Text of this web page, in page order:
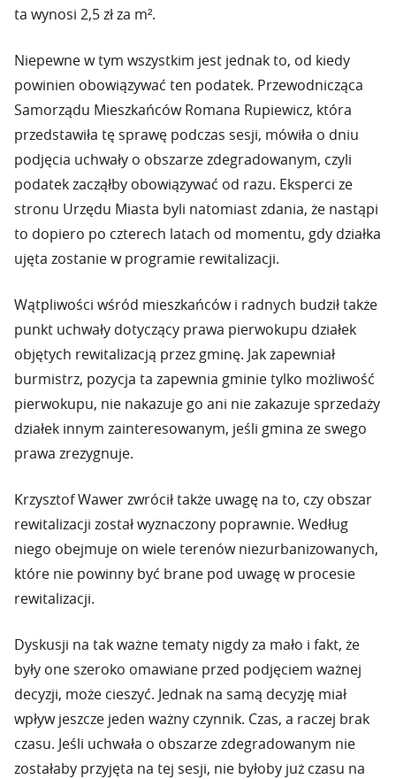
ta wynosi 2,5 zł za m².
Niepewne w tym wszystkim jest jednak to, od kiedy
powinien obowiązywać ten podatek. Przewodnicząca
Samorządu Mieszkańców Romana Rupiewicz, która
przedstawiła tę sprawę podczas sesji, mówiła o dniu
podjęcia uchwały o obszarze zdegradowanym, czyli
podatek zacząłby obowiązywać od razu. Eksperci ze
stronu Urzędu Miasta byli natomiast zdania, że nastąpi
to dopiero po czterech latach od momentu, gdy działka
ujęta zostanie w programie rewitalizacji.
Wątpliwości wśród mieszkańców i radnych budził także
punkt uchwały dotyczący prawa pierwokupu działek
objętych rewitalizacją przez gminę. Jak zapewniał
burmistrz, pozycja ta zapewnia gminie tylko możliwość
pierwokupu, nie nakazuje go ani nie zakazuje sprzedaży
działek innym zainteresowanym, jeśli gmina ze swego
prawa zrezygnuje.
Krzysztof Wawer zwrócił także uwagę na to, czy obszar
rewitalizacji został wyznaczony poprawnie. Według
niego obejmuje on wiele terenów niezurbanizowanych,
które nie powinny być brane pod uwagę w procesie
rewitalizacji.
Dyskusji na tak ważne tematy nigdy za mało i fakt, że
były one szeroko omawiane przed podjęciem ważnej
decyzji, może cieszyć. Jednak na samą decyzję miał
wpływ jeszcze jeden ważny czynnik. Czas, a raczej brak
czasu. Jeśli uchwała o obszarze zdegradowanym nie
zostałaby przyjęta na tej sesji, nie byłoby już czasu na